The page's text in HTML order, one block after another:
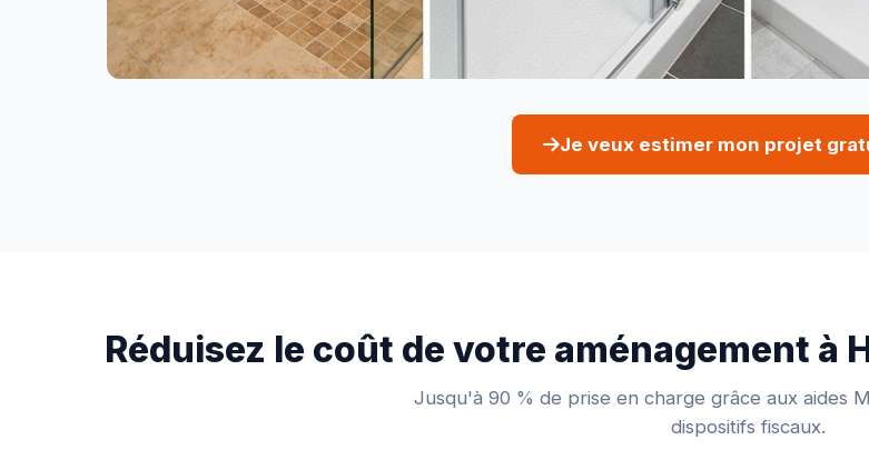
Je veux estimer mon projet
Réduisez le coût de votre aménagement
Jusqu'à 90 % de prise en charge grâce aux aides
dispositifs fiscaux.